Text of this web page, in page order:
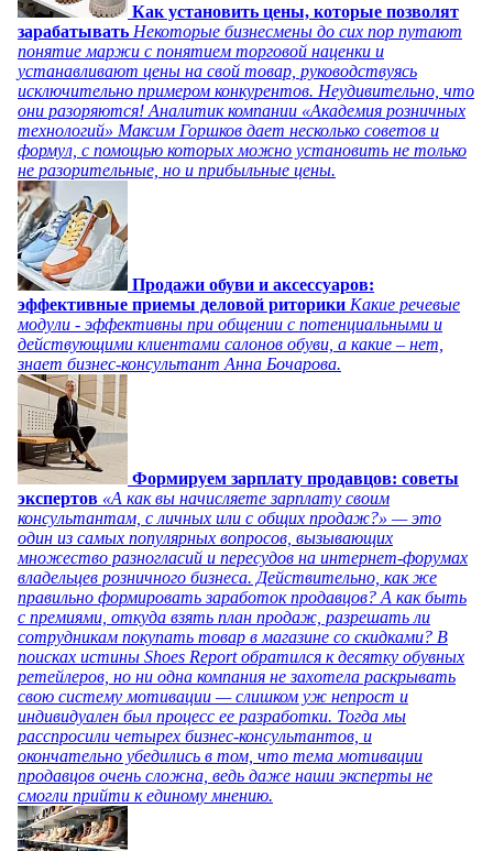
Как установить цены, которые позволят
зарабатывать Некоторые бизнесмены до сих пор путают
понятие маржи с понятием торговой наценки и
устанавливают цены на свой товар, руководствуясь
исключительно примером конкурентов. Неудивительно, что
они разоряются! Аналитик компании «Академия розничных
технологий» Максим Горшков дает несколько советов и
формул, с помощью которых можно установить не только
не разорительные, но и прибыльные цены.
Продажи обуви и аксессуаров:
эффективные приемы деловой риторики Какие речевые
модули - эффективны при общении с потенциальными и
действующими клиентами салонов обуви, а какие – нет,
знает бизнес-консультант Анна Бочарова.
Формируем зарплату продавцов: советы
экспертов «А как вы начисляете зарплату своим
консультантам, с личных или с общих продаж?» — это
один из самых популярных вопросов, вызывающих
множество разногласий и пересудов на интернет-форумах
владельцев розничного бизнеса. Действительно, как же
правильно формировать заработок продавцов? А как быть
с премиями, откуда взять план продаж, разрешать ли
сотрудникам покупать товар в магазине со скидками? В
поисках истины Shoes Report обратился к десятку обувных
ретейлеров, но ни одна компания не захотела раскрывать
свою систему мотивации — слишком уж непрост и
индивидуален был процесс ее разработки. Тогда мы
расспросили четырех бизнес-консультантов, и
окончательно убедились в том, что тема мотивации
продавцов очень сложна, ведь даже наши эксперты не
смогли прийти к единому мнению.